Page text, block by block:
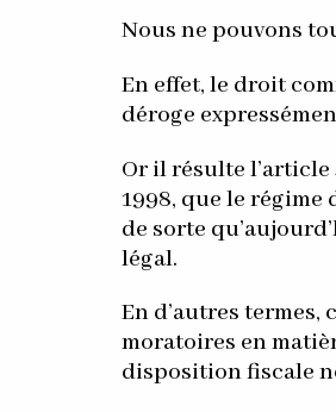
Nous ne pouvons
En effet, le droit
déroge
Or il résulte
1998, que le
de sorte
légal.
En d’autres
moratoires en
disposition fiscale